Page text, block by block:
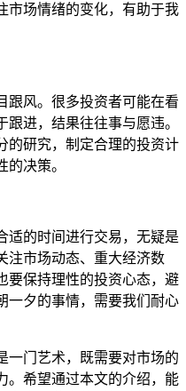
市场情绪的变化，有助于我
跟风。很多投资者可能在看
进，结果往往事与愿违。
的研究，制定合理的投资计
决策。
适的时间进行交易，无疑是
注市场动态、重大经济数
要保持理性的投资心态，避
一夕的事情，需要我们耐心
一门艺术，既需要对市场的
。希望通过本文的介绍，能